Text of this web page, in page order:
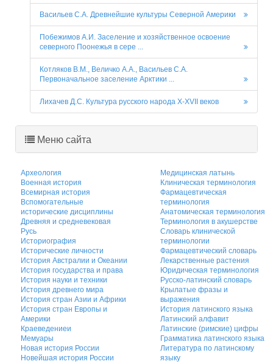
Васильев С.А. Древнейшие культуры Северной Америки
Побежимов А.И. Заселение и хозяйственное освоение
северного Поонежья в сере ...
Котляков В.М., Величко А.А., Васильев С.А.
Первоначальное заселение Арктики ...
Лихачев Д.С. Культура русского народа X-XVII веков
Меню сайта
Археология
Военная история
Всемирная история
Вспомогательные
исторические дисциплины
Древняя и средневековая
Русь
Историография
Исторические личности
История Австралии и Океании
История государства и права
История науки и техники
История древнего мира
История стран Азии и Африки
История стран Европы и
Америки
Краеведениеи
Мемуары
Новая история России
Новейшая история России
Медицинская латынь
Клиническая терминология
Фармацевтическая
терминология
Анатомическая терминология
Терминология в акушерстве
Словарь клинической
терминологии
Фармацевтический словарь
Лекарственные растения
Юридическая терминология
Русско-латинский словарь
Крылатые фразы и
выражения
История латинского языка
Латинский алфавит
Латинские (римские) цифры
Грамматика латинского языка
Литература по латинскому
языку